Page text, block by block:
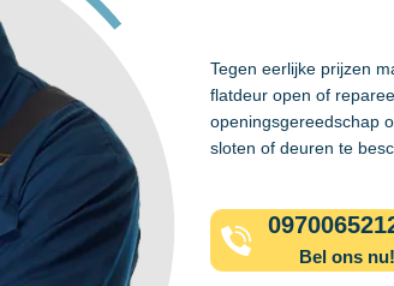
Tegen eerlijke prijzen
flatdeur open of
openingsgereedschap
sloten of deuren te
Bel ons nu!